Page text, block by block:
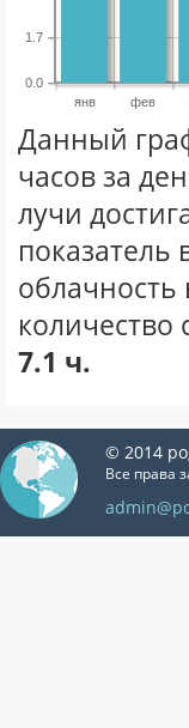
янв фев
0.0
1.7
Данный
часов за
лучи
показатель
количество
7.1 ч.
© 2014
Все права